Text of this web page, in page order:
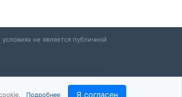
не является публичной
Подробнее Я согласен